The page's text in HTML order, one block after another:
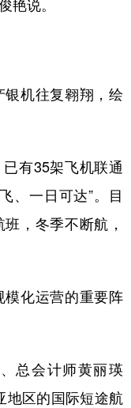
机往复翱翔，绘
有35架飞机联通
、一日可达”。目
，冬季不断航，
化运营的重要阵
总会计师黄丽瑛
地区的国际短途航